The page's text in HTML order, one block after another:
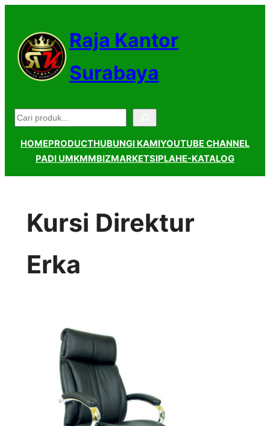
konten
Raja Kantor
Surabaya
Pencarian
HOMEPRODUCTHUBUNGI KAMIYOUTUBE CHANNEL
PADI UMKMMBIZMARKETSIPLAHE-KATALOG
Kursi Direktur
Erka